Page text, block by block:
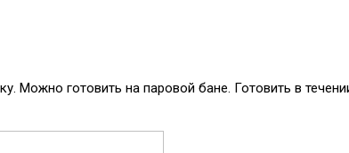
Можно готовить на паровой бане. Готовить в